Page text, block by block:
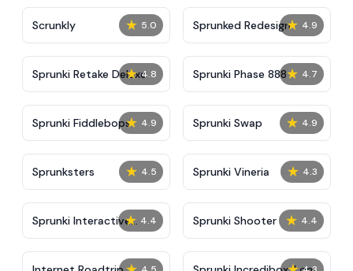
★ 5.0
Scrunkly ★ 4.9
Sprunked Redesign
★ 4.8
Sprunki Retake Deluxe ★ 4.7
Sprunki Phase 888
★ 4.9
Sprunki Fiddlebops ★ 4.9
Sprunki Swap
★ 4.5
Sprunksters ★ 4.3
Sprunki Vineria
★ 4.4
Sprunki Interactive
Tunner
★ 4.4
Sprunki Shooter